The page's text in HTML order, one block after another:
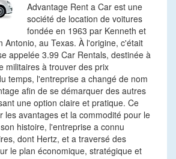
Advantage Rent a Car est une
société de location de voitures
fondée en 1963 par Kenneth et
Antonio, au Texas. À l'origine, c'était
appelée 3.99 Car Rentals, destinée à
militaires à trouver des prix
temps, l'entreprise a changé de nom
afin de se démarquer des autres
une option claire et pratique. Ce
les avantages et la commodité pour le
histoire, l'entreprise a connu
dont Hertz, et a traversé des
le plan économique, stratégique et